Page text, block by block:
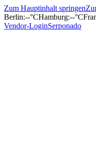
Zum Hauptinhalt springen
Berlin:--°CHamburg:--°C
Vendor-LoginSerponado